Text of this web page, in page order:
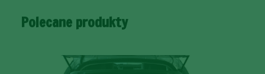
Polecane produkty